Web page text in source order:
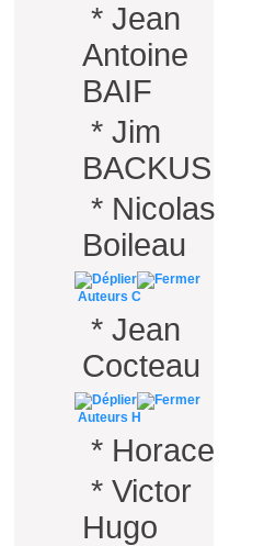
* Jean
Antoine
BAIF
* Jim
BACKUS
* Nicolas
Boileau
Auteurs C
* Jean
Cocteau
Auteurs H
* Horace
* Victor
Hugo